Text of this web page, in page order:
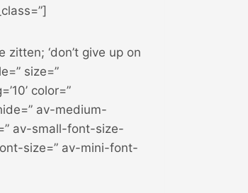
‘don’t give up on
size=”
color=”
av-medium-
av-small-font-size-
size=” av-mini-font-